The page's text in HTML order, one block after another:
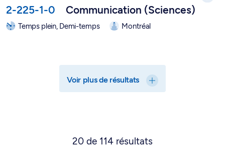
2-225-1-0 Communication (Sciences)
Temps plein, Demi-temps Montréal
Voir plus de résultats
20 de 114 résultats